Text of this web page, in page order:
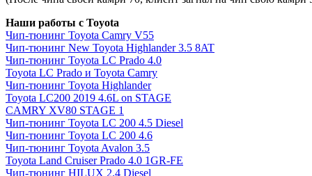
Наши работы с Toyota
Чип-тюнинг Toyota Camry V55
Чип-тюнинг New Toyota Highlander 3.5 8AT
Чип-тюнинг Toyota LC Prado 4.0
Toyota LC Prado и Toyota Camry
Чип-тюнинг Toyota Highlander
Toyota LC200 2019 4.6L on STAGE
CAMRY XV80 STAGE 1
Чип-тюнинг Toyota LC 200 4.5 Diesel
Чип-тюнинг Toyota LC 200 4.6
Чип-тюнинг Toyota Avalon 3.5
Toyota Land Cruiser Prado 4.0 1GR-FE
Чип-тюнинг HILUX 2.4 Diesel